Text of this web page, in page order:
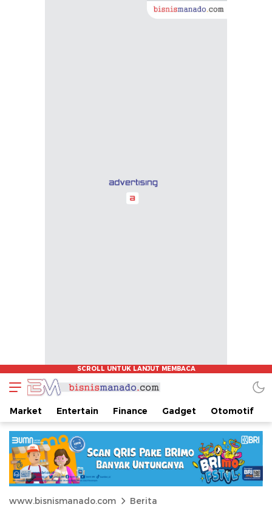
Market Entertain Finance Gadget Otomotif
www.bisnismanado.com Berita